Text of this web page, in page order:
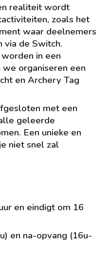
realiteit wordt
zoals het
waar deelnemers
via de Switch.
in een
organiseren een
en Archery Tag
met een
geleerde
Een unieke en
niet snel zal
en eindigt om 16
en na-opvang (16u-